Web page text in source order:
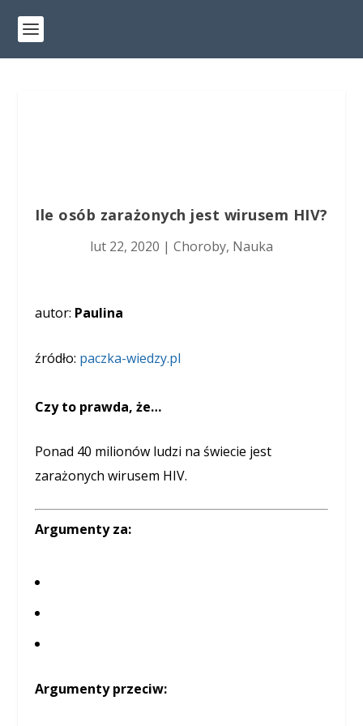
Ile osób zarażonych jest wirusem HIV?
lut 22, 2020 | Choroby, Nauka
autor: Paulina
źródło: paczka-wiedzy.pl
Czy to prawda, że…
Ponad 40 milionów ludzi na świecie jest
zarażonych wirusem HIV.
Argumenty za:
Argumenty przeciw: